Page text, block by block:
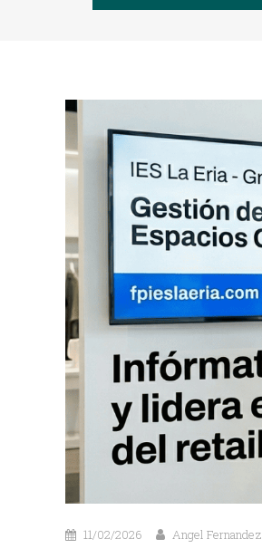
11/02/2026 Angel Fernandez